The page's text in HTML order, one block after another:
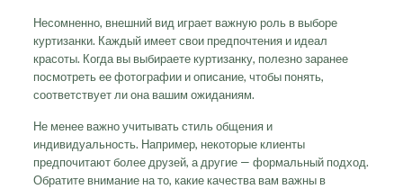
Несомненно, внешний вид играет важную роль в выборе
куртизанки. Каждый имеет свои предпочтения и идеал
красоты. Когда вы выбираете куртизанку, полезно заранее
посмотреть ее фотографии и описание, чтобы понять,
соответствует ли она вашим ожиданиям.
Не менее важно учитывать стиль общения и
индивидуальность. Например, некоторые клиенты
предпочитают более друзей, а другие — формальный подход.
Обратите внимание на то, какие качества вам важны в